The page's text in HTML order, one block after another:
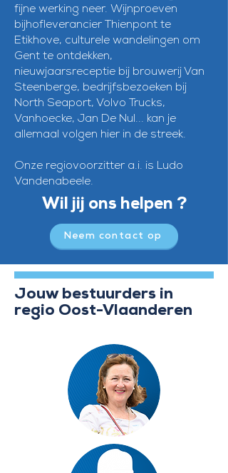
fijne werking neer. Wijnproeven
bijhofleverancier Thienpont te
Etikhove, culturele wandelingen om
Gent te ontdekken,
nieuwjaarsreceptie bij brouwerij Van
Steenberge, bedrijfsbezoeken bij
North Seaport, Volvo Trucks,
Vanhoecke, Jan De Nul... kan je
allemaal volgen hier in de streek.
Onze regiovoorzitter a.i. is Ludo
Vandenabeele.
Wil jij ons helpen ?
Neem contact op
Jouw bestuurders in
regio Oost-Vlaanderen